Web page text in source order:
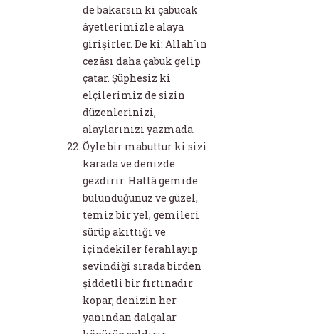
de bakarsın ki çabucak
âyetlerimizle alaya
girişirler. De ki: Allah´ın
cezâsı daha çabuk gelip
çatar. Şüphesiz ki
elçilerimiz de sizin
düzenlerinizi,
alaylarınızı yazmada.
Öyle bir mabuttur ki sizi
karada ve denizde
gezdirir. Hattâ gemide
bulunduğunuz ve güzel,
temiz bir yel, gemileri
sürüp akıttığı ve
içindekiler ferahlayıp
sevindiği sırada birden
şiddetli bir fırtınadır
kopar, denizin her
yanından dalgalar